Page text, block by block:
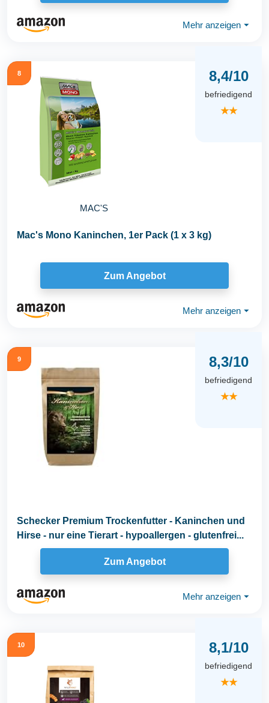
Mehr anzeigen ⏷
8
MAC'S
8,4/10
befriedigend
★★
Mac's Mono Kaninchen, 1er Pack (1 x 3 kg)
Zum Angebot
Mehr anzeigen ⏷
9 8,3/10
befriedigend
★★
Schecker Premium Trockenfutter - Kaninchen und
Hirse - nur eine Tierart - hypoallergen - glutenfrei...
Zum Angebot
Mehr anzeigen ⏷
10 8,1/10
befriedigend
★★